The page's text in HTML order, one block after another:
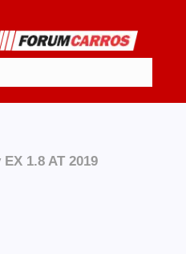
1.8 AT 2019